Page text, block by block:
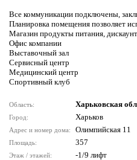
Все коммуникации подключены,
Планировка помещения позволяет
Магазин продукты питания,
Офис компании
Выставочный зал
Сервисный центр
Медицинский центр
Спортивный клуб
Область: Харьковская
Город: Харьков
Адрес и номер дома: Олимпийская 11
Площадь: 357
Этаж / этажей: -1/9 лифт